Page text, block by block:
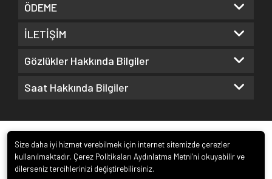
ÖDEME
İLETİŞİM
Gözlükler Hakkında Bilgiler
Saat Hakkında Bilgiler
Size daha iyi hizmet verebilmek için internet sitemizde çerezler
kullanılmaktadır. Çerez Politikaları Aydınlatma Metni’ni okuyabilir ve
dilerseniz tercihlerinizi değiştirebilirsiniz.